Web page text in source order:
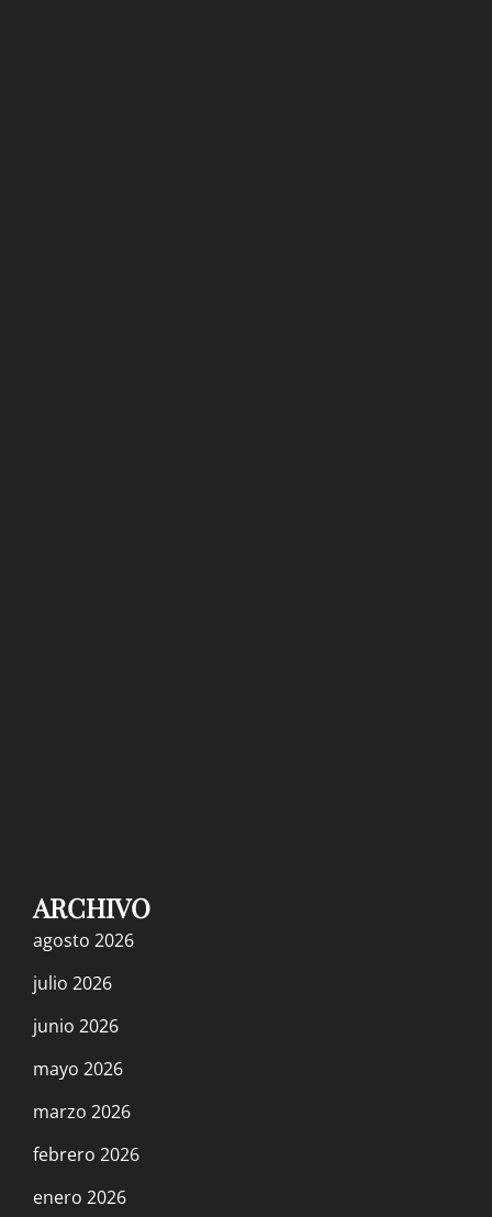
POSICION DE IZQUIERDA INTERNACIONAL
FRENTE A LAS ELECCIONES GENERALES EN
ARGENTINA, 2023
LA LIBERACIÓN DE LA MUJER Y LA LUCHA
POR EL SOCIALISMO O LA EXTINCIÓN
2 octubre, 2023
ARCHIVO
agosto 2026
julio 2026
junio 2026
mayo 2026
marzo 2026
febrero 2026
enero 2026